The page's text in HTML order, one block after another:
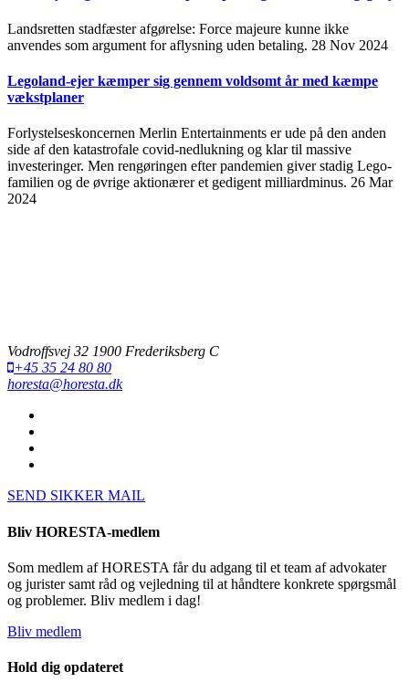
Landsretten stadfæster afgørelse: Force majeure kunne ikke
anvendes som argument for aflysning uden betaling. 28 Nov 2024
Legoland-ejer kæmper sig gennem voldsomt år med kæmpe
vækstplaner
Forlystelseskoncernen Merlin Entertainments er ude på den anden
side af den katastrofale covid-nedlukning og klar til massive
investeringer. Men rengøringen efter pandemien giver stadig Lego-
familien og de øvrige aktionærer et gedigent milliardminus. 26 Mar
2024
Vodroffsvej 32 1900 Frederiksberg C
+45 35 24 80 80
horesta@horesta.dk
SEND SIKKER MAIL
Bliv HORESTA-medlem
Som medlem af HORESTA får du adgang til et team af advokater
og jurister samt råd og vejledning til at håndtere konkrete spørgsmål
og problemer. Bliv medlem i dag!
Bliv medlem
Hold dig opdateret